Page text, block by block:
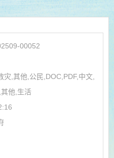
00052
灾,其他,公民,DOC,PDF,中文,
他,生活